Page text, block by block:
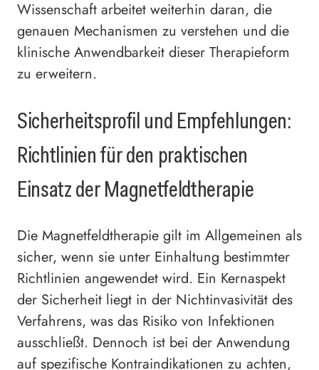
Wissenschaft arbeitet weiterhin daran, die
genauen Mechanismen zu verstehen und die
klinische Anwendbarkeit dieser Therapieform
zu erweitern.
Sicherheitsprofil und Empfehlungen:
Richtlinien für den praktischen
Einsatz der Magnetfeldtherapie
Die Magnetfeldtherapie gilt im Allgemeinen als
sicher, wenn sie unter Einhaltung bestimmter
Richtlinien angewendet wird. Ein Kernaspekt
der Sicherheit liegt in der Nichtinvasivität des
Verfahrens, was das Risiko von Infektionen
ausschließt. Dennoch ist bei der Anwendung
auf spezifische Kontraindikationen zu achten,